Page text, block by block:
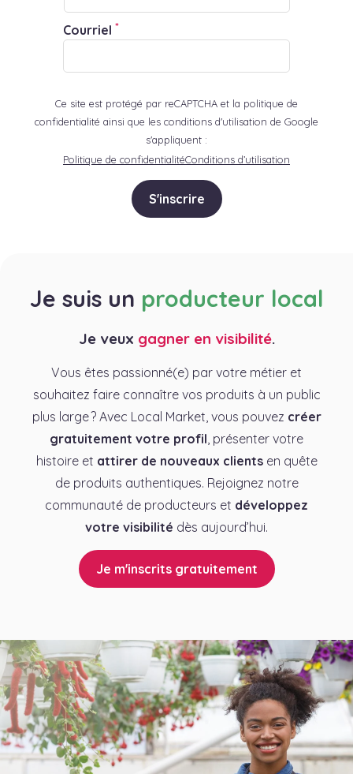
Courriel *
Ce site est protégé par reCAPTCHA et la politique de
confidentialité ainsi que les conditions d'utilisation de Google
s'appliquent :
Politique de confidentialitéConditions d’utilisation
S'inscrire
Je suis un producteur local
Je veux gagner en visibilité.
Vous êtes passionné(e) par votre métier et
souhaitez faire connaître vos produits à un public
plus large ? Avec Local Market, vous pouvez créer
gratuitement votre profil , présenter votre
histoire et attirer de nouveaux clientsen quête
de produits authentiques. Rejoignez notre
communauté de producteurs et développez
votre visibilité dès aujourd’hui.
Je m'inscrits gratuitement